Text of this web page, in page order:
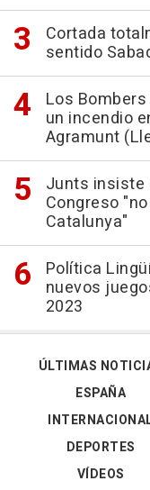
Cortada
sentido
Los
un incendio
Agramunt
Junts insiste
Congreso
Catalunya"
Política
nuevos
2023
ÚLTIMAS
ESPAÑA
DEPORTES
VÍDEOS